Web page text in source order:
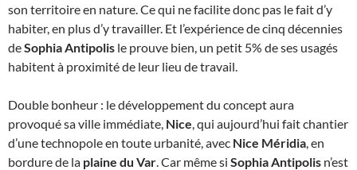
son territoire en nature. Ce qui ne facilite donc pas le fait d’y
habiter, en plus d’y travailler. Et l’expérience de cinq décennies
deSophia Antipolis le prouve bien, un petit 5% de ses usagés
habitent à proximité de leur lieu de travail.
Double bonheur : le développement du concept aura
provoqué sa ville immédiate, Nice, qui aujourd’hui fait chantier
d’une technopole en toute urbanité, avec Nice Méridia, en
bordure de la plaine du Var. Car même si Sophia Antipolis n’est